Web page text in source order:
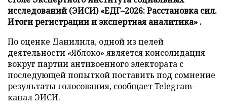
исследований (ЭИСИ) «ЕДГ–2026: Расстановка сил.
Итоги регистрации и экспертная аналитика» .
По оценке Данилила, одной из целей
деятельности «Яблоко» является консолидация
вокруг партии антивоенного электората с
последующей попыткой поставить под сомнение
результаты голосования, сообщаетTelegram-
канал ЭИСИ.